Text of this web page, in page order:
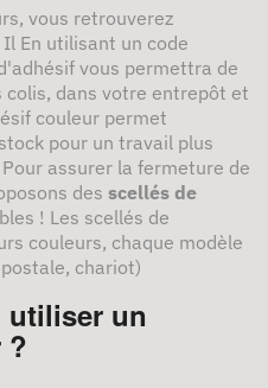
vous retrouverez
Il En utilisant un code
vous permettra de
dans votre entrepôt et
couleur permet
pour un travail plus
assurer la fermeture de
des scellés de
! Les scellés de
couleurs, chaque modèle
chariot)
utiliser un
?